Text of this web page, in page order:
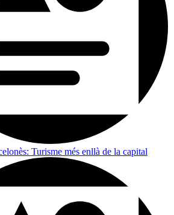
Turisme més enllà de la capital